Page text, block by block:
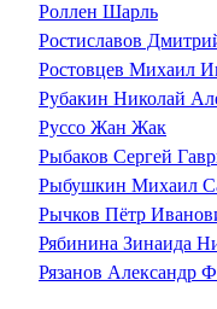
Роллен Шарль
Ростиславов
Ростовцев Михаил
Рубакин Николай
Руссо Жан Жак
Рыбаков Сергей
Рыбушкин Михаил
Рычков Пётр
Рябинина Зинаида
Рязанов Александр